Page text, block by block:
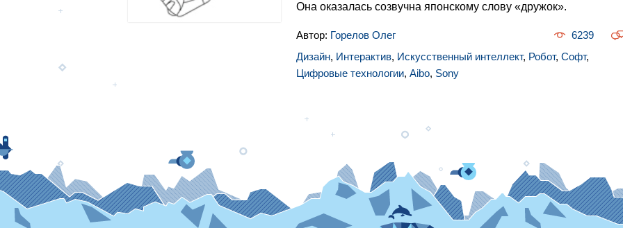
Она оказалась созвучна японскому слову «дружок».
Автор: Горелов Олег
6239
Дизайн, Интерактив, Искусственный интеллект, Робот, Софт,
Цифровые технологии, Aibo, Sony